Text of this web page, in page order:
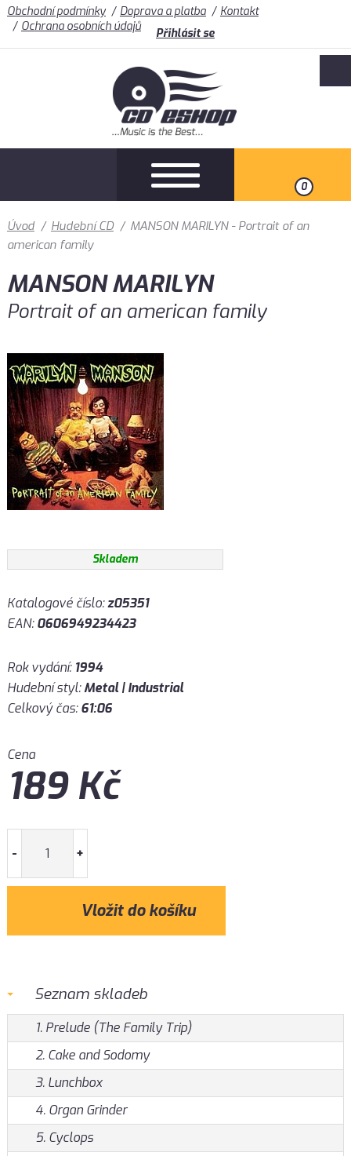
Obchodní podmínky Doprava a platba
Kontakt
Ochrana osobních údajů
Přihlásit se
0
Úvod / Hudební CD / MANSON MARILYN - Portrait of an
american family
MANSON MARILYN
Portrait of an american family
Skladem
Katalogové číslo:z05351
EAN:0606949234423
Rok vydání: 1994
Hudební styl:Metal | Industrial
Celkový čas:61:06
Cena
189Kč
- +
Seznam skladeb
1. Prelude (The Family Trip)
2. Cake and Sodomy
3. Lunchbox
4. Organ Grinder
5. Cyclops